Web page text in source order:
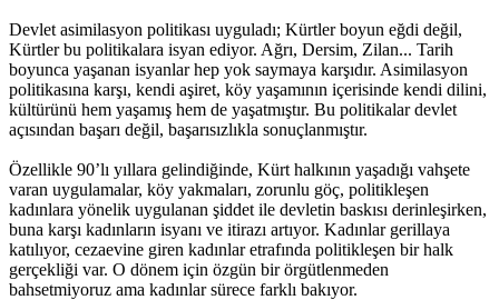
Devlet asimilasyon politikası uyguladı; Kürtler boyun eğdi değil,
Kürtler bu politikalara isyan ediyor. Ağrı, Dersim, Zilan... Tarih
boyunca yaşanan isyanlar hep yok saymaya karşıdır. Asimilasyon
politikasına karşı, kendi aşiret, köy yaşamının içerisinde kendi dilini,
kültürünü hem yaşamış hem de yaşatmıştır. Bu politikalar devlet
açısından başarı değil, başarısızlıkla sonuçlanmıştır.
Özellikle 90’lı yıllara gelindiğinde, Kürt halkının yaşadığı vahşete
varan uygulamalar, köy yakmaları, zorunlu göç, politikleşen
kadınlara yönelik uygulanan şiddet ile devletin baskısı derinleşirken,
buna karşı kadınların isyanı ve itirazı artıyor. Kadınlar gerillaya
katılıyor, cezaevine giren kadınlar etrafında politikleşen bir halk
gerçekliği var. O dönem için özgün bir örgütlenmeden
bahsetmiyoruz ama kadınlar sürece farklı bakıyor.